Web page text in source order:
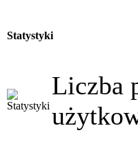
Statystyki
Liczba